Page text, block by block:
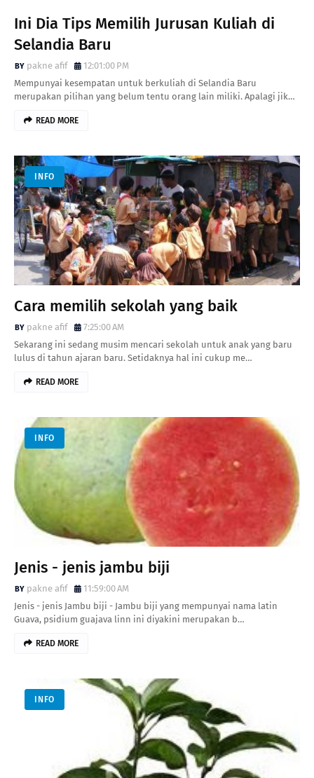
Ini Dia Tips Memilih Jurusan Kuliah di
Selandia Baru
pakne afif
12:01:00 PM
Mempunyai kesempatan untuk berkuliah di Selandia Baru
merupakan pilihan yang belum tentu orang lain miliki. Apalagi jik…
READ MORE
INFO
Cara memilih sekolah yang baik
pakne afif
7:25:00 AM
Sekarang ini sedang musim mencari sekolah untuk anak yang baru
lulus di tahun ajaran baru. Setidaknya hal ini cukup me…
READ MORE
INFO
Jenis - jenis jambu biji
pakne afif
11:59:00 AM
Jenis - jenis Jambu biji - Jambu biji yang mempunyai nama latin
Guava, psidium guajava linn ini diyakini merupakan b…
READ MORE
INFO